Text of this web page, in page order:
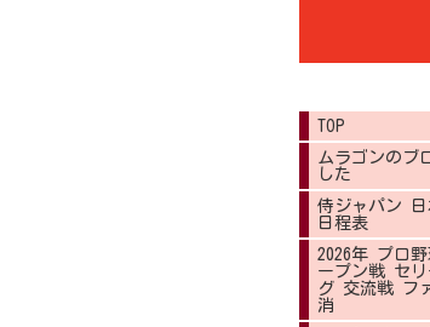
TOP
ムラゴンのブ
した
侍ジャパン 日
日程表
2026年 プロ
ープン戦 セ
グ 交流戦 フ
消